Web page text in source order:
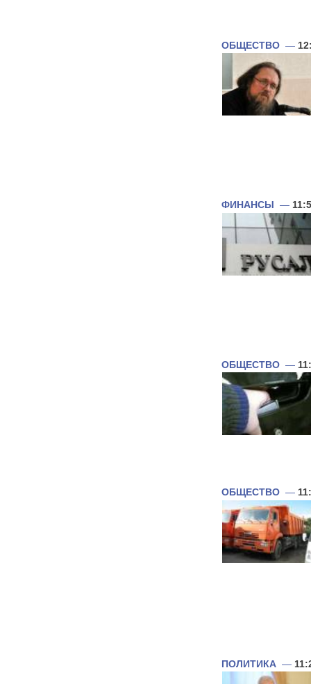
ОБЩЕСТВО —
ФИНАНСЫ —
ОБЩЕСТВО —
ОБЩЕСТВО —
ПОЛИТИКА —